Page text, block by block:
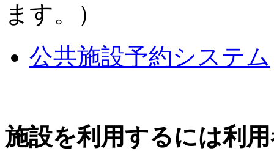
ます。）
公共施設予約システム
施設を利用するには利